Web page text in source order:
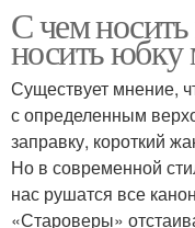
С чем
носить юбку
Существует мнение,
с определенным
заправку, короткий
Но в современной
нас рушатся все
«Староверы»